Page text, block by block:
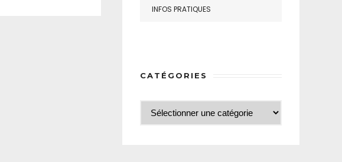
INFOS PRATIQUES
CATÉGORIES